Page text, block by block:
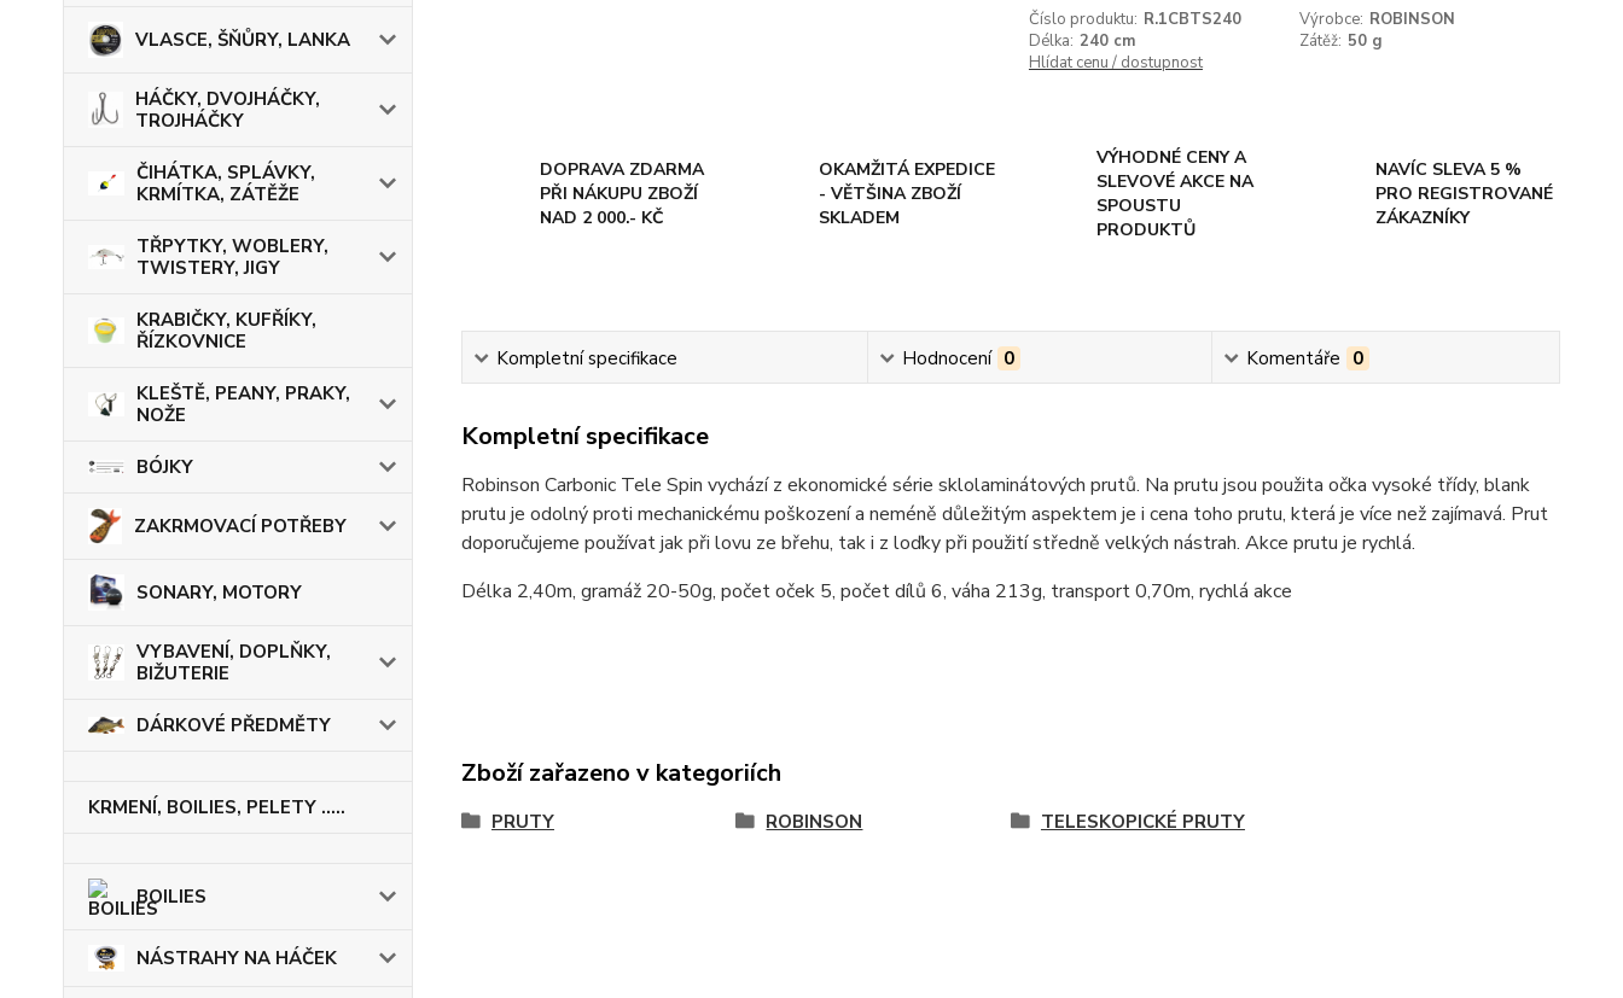
VLASCE, ŠŇŮRY, LANKA
HÁČKY, DVOJHÁČKY,
TROJHÁČKY
ČIHÁTKA, SPLÁVKY,
KRMÍTKA, ZÁTĚŽE
TŘPYTKY, WOBLERY,
TWISTERY, JIGY
KRABIČKY, KUFŘÍKY,
ŘÍZKOVNICE
KLEŠTĚ, PEANY, PRAKY,
NOŽE
BÓJKY
ZAKRMOVACÍ POTŘEBY
SONARY, MOTORY
VYBAVENÍ, DOPLŇKY,
BIŽUTERIE
DÁRKOVÉ PŘEDMĚTY
KRMENÍ, BOILIES, PELETY .....
BOILIES
NÁSTRAHY NA HÁČEK
Číslo produktu: R.1CBTS240 Výrobce: ROBINSON
Délka: 240 cm Zátěž: 50 g
Hlídat cenu / dostupnost
DOPRAVA ZDARMA
PŘI NÁKUPU ZBOŽÍ
NAD 2 000.- KČ
OKAMŽITÁ EXPEDICE
- VĚTŠINA ZBOŽÍ
SKLADEM
VÝHODNÉ CENY A
SLEVOVÉ AKCE NA
SPOUSTU
PRODUKTŮ
NAVÍC SLEVA 5 %
PRO REGISTROVANÉ
ZÁKAZNÍKY
Kompletní specifikace Hodnocení 0 Komentáře 0
Kompletní specifikace
Robinson Carbonic Tele Spin vychází z ekonomické série sklolaminátových prutů. Na prutu jsou použita očka vysoké třídy, blank
prutu je odolný proti mechanickému poškození a neméně důležitým aspektem je i cena toho prutu, která je více než zajímavá. Prut
doporučujeme používat jak při lovu ze břehu, tak i z loďky při použití středně velkých nástrah. Akce prutu je rychlá.
Délka 2,40m, gramáž 20-50g, počet oček 5, počet dílů 6, váha 213g, transport 0,70m, rychlá akce
Zboží zařazeno v kategoriích
PRUTY ROBINSON TELESKOPICKÉ PRUTY